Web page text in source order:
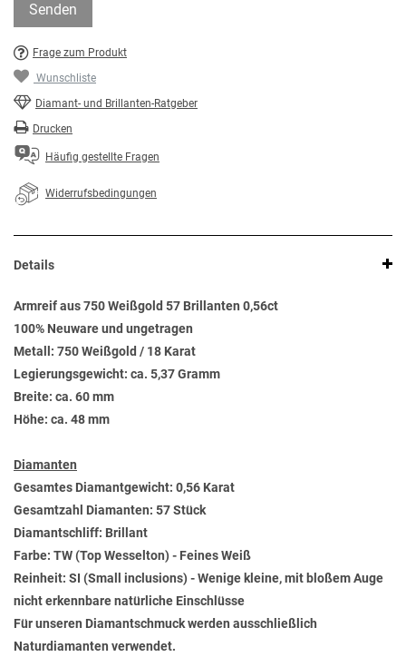
Senden
Frage zum Produkt
Wunschliste
Diamant- und Brillanten-Ratgeber
Drucken
Häufig gestellte Fragen
Widerrufsbedingungen
Details
Armreif aus 750 Weißgold 57 Brillanten 0,56ct
100% Neuware und ungetragen
Metall: 750 Weißgold / 18 Karat
Legierungsgewicht: ca. 5,37 Gramm
Breite: ca. 60 mm
Höhe: ca. 48 mm
Diamanten
Gesamtes Diamantgewicht: 0,56 Karat
Gesamtzahl Diamanten: 57 Stück
Diamantschliff: Brillant
Farbe: TW (Top Wesselton) - Feines Weiß
Reinheit: SI (Small inclusions) - Wenige kleine, mit bloßem Auge
nicht erkennbare natürliche Einschlüsse
Für unseren Diamantschmuck werden ausschließlich
Naturdiamanten verwendet.